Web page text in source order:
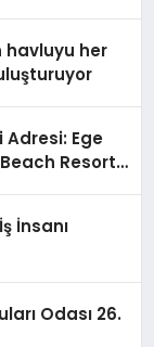
havluyu her
Adresi: Ege
Resort
İnsanı
Odası 26.